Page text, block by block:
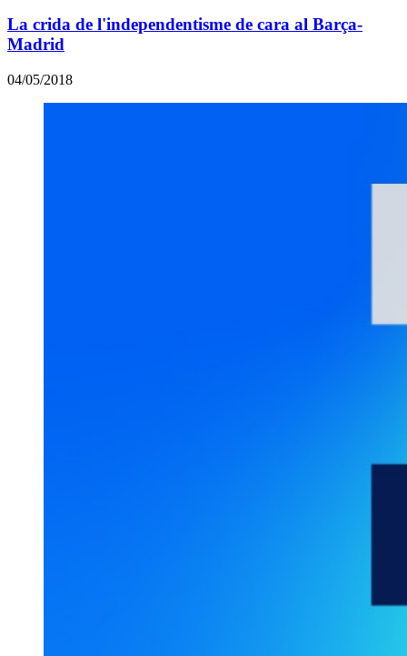
La crida de l'independentisme de cara al Barça-
Madrid
04/05/2018